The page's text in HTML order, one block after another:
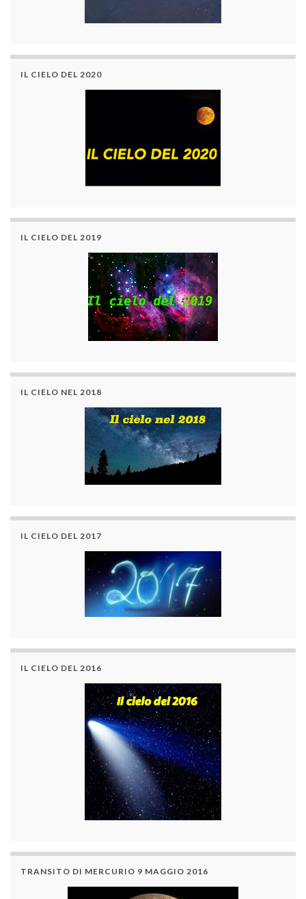
IL CIELO DEL 2020
IL CIELO DEL 2019
IL CIELO NEL 2018
IL CIELO DEL 2017
IL CIELO DEL 2016
TRANSITO DI MERCURIO 9 MAGGIO 2016